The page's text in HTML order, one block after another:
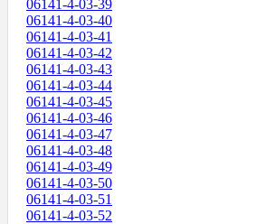
06141-4-03-39
06141-4-03-40
06141-4-03-41
06141-4-03-42
06141-4-03-43
06141-4-03-44
06141-4-03-45
06141-4-03-46
06141-4-03-47
06141-4-03-48
06141-4-03-49
06141-4-03-50
06141-4-03-51
06141-4-03-52